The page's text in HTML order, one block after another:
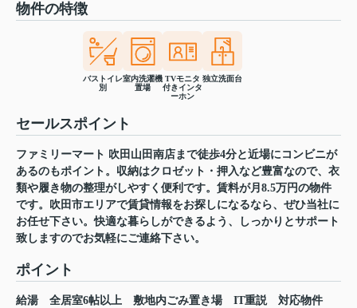
物件の特徴
バストイレ
別
室内洗濯機
置場
TVモニタ
付きインタ
ーホン
独立洗面台
セールスポイント
ファミリーマート 吹田山田南店まで徒歩4分と近場にコンビニが
あるのもポイント。収納はクロゼット・押入など豊富なので、衣
類や履き物の整理がしやすく便利です。賃料が月8.5万円の物件
です。吹田市エリアで賃貸情報をお探しになるなら、ぜひ当社に
お任せ下さい。快適な暮らしができるよう、しっかりとサポート
致しますのでお気軽にご連絡下さい。
ポイント
給湯 全居室6帖以上 敷地内ごみ置き場 IT重説
対応物件